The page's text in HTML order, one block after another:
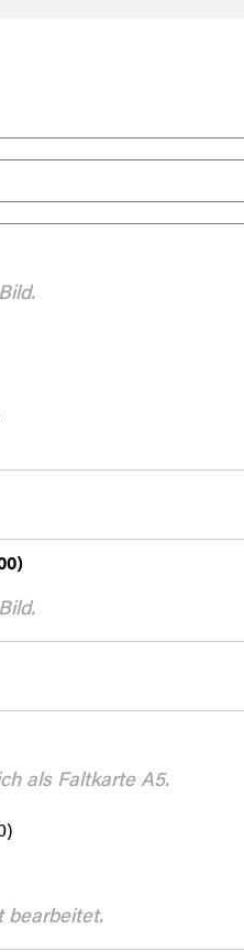
)
als Faltkarte A5.
)
bearbeitet.